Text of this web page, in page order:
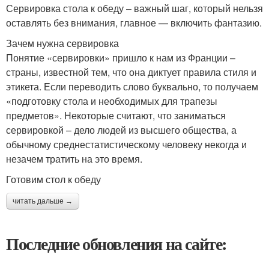
Сервировка стола к обеду – важный шаг, который нельзя
оставлять без внимания, главное — включить фантазию.
Зачем нужна сервировка
Понятие «сервировки» пришло к нам из Франции –
страны, известной тем, что она диктует правила стиля и
этикета. Если переводить слово буквально, то получаем
«подготовку стола и необходимых для трапезы
предметов». Некоторые считают, что заниматься
сервировкой – дело людей из высшего общества, а
обычному среднестатистическому человеку некогда и
незачем тратить на это время.
Готовим стол к обеду
читать дальше →
Последние обновления на сайте: